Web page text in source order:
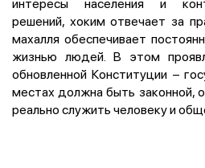
решений, хоким отвечает за
махалля обеспечивает
жизнью людей. В этом
обновленной Конституции –
местах должна быть законной,
реально служить человеку и